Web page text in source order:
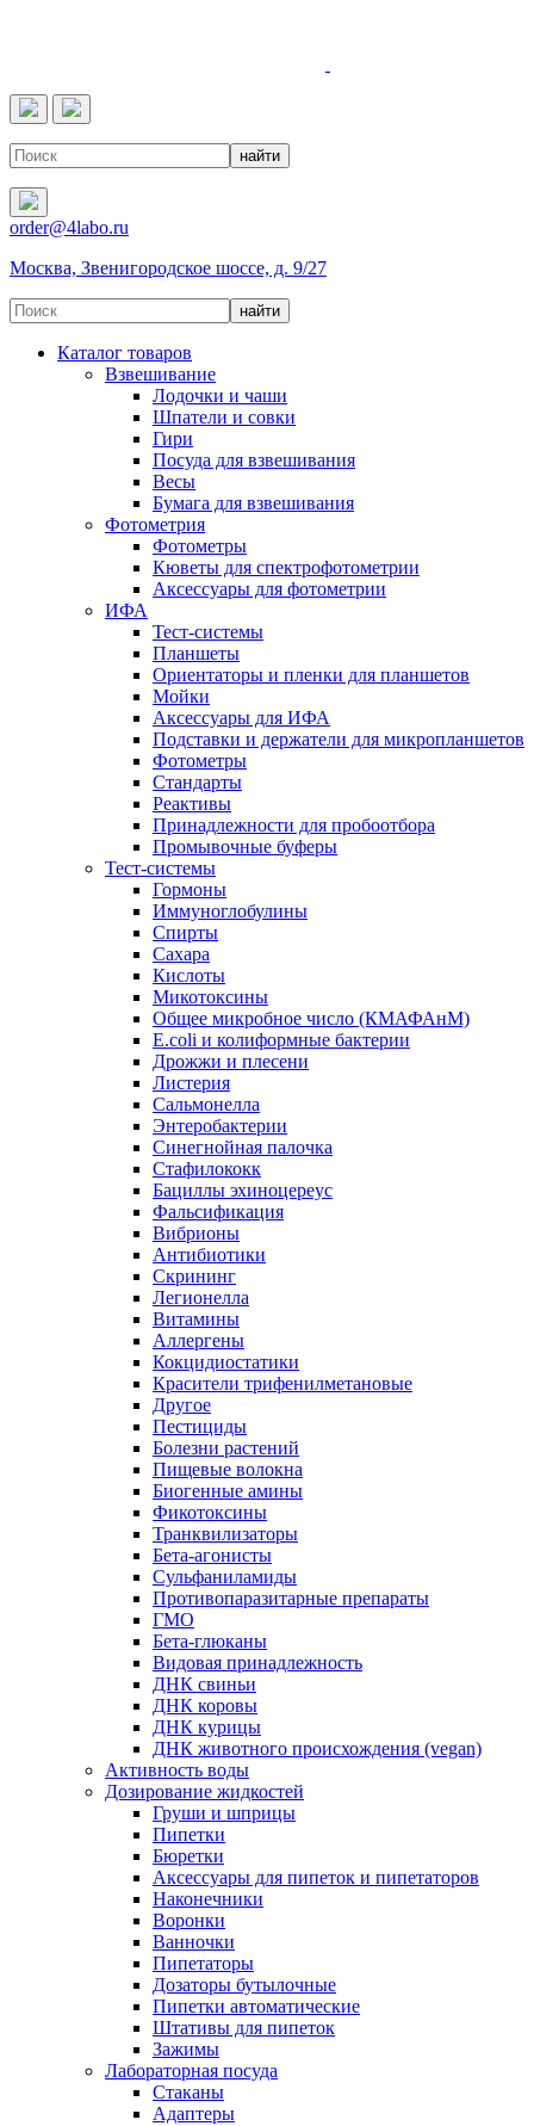
order@4labo.ru
Москва, Звенигородское шоссе, д. 9/27
Каталог товаров
Взвешивание
Лодочки и чаши
Шпатели и совки
Гири
Посуда для взвешивания
Весы
Бумага для взвешивания
Фотометрия
Фотометры
Кюветы для спектрофотометрии
Аксессуары для фотометрии
ИФА
Тест-системы
Планшеты
Ориентаторы и пленки для планшетов
Мойки
Аксессуары для ИФА
Подставки и держатели для микропланшетов
Фотометры
Стандарты
Реактивы
Принадлежности для пробоотбора
Промывочные буферы
Тест-системы
Гормоны
Иммуноглобулины
Спирты
Сахара
Кислоты
Микотоксины
Общее микробное число (КМАФАнМ)
E.coli и колиформные бактерии
Дрожжи и плесени
Листерия
Сальмонелла
Энтеробактерии
Синегнойная палочка
Стафилококк
Бациллы эхиноцереус
Фальсификация
Вибрионы
Антибиотики
Скрининг
Легионелла
Витамины
Аллергены
Кокцидиостатики
Красители трифенилметановые
Другое
Пестициды
Болезни растений
Пищевые волокна
Биогенные амины
Фикотоксины
Транквилизаторы
Бета-агонисты
Сульфаниламиды
Противопаразитарные препараты
ГМО
Бета-глюканы
Видовая принадлежность
ДНК свиньи
ДНК коровы
ДНК курицы
ДНК животного происхождения (vegan)
Активность воды
Дозирование жидкостей
Груши и шприцы
Пипетки
Бюретки
Аксессуары для пипеток и пипетаторов
Наконечники
Воронки
Ванночки
Пипетаторы
Дозаторы бутылочные
Пипетки автоматические
Штативы для пипеток
Зажимы
Лабораторная посуда
Стаканы
Адаптеры